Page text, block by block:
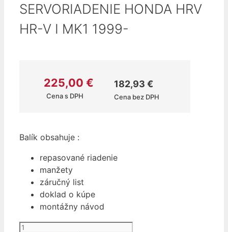
SERVORIADENIE HONDA HRV
HR-V I MK1 1999-
225,00 €
Cena s DPH
182,93 €
Cena bez DPH
Balík obsahuje :
repasované riadenie
manžety
záručný list
doklad o kúpe
montážny návod
množstvo